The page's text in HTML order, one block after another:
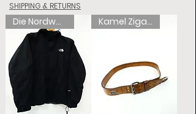
SHIPPING & RETURNS
Die Nordwand Kamel Zigaretten